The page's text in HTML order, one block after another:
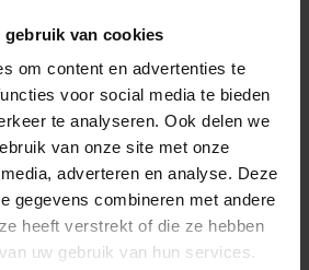
gebruik van cookies
om content en advertenties te
voor social media te bieden
te analyseren. Ook delen we
van onze site met onze
adverteren en analyse. Deze
gegevens combineren met andere
heeft verstrekt of die ze hebben
uw gebruik van hun services.
/ Wandtegel Exa Mat Vlak
51,91 €/m²
winkelmand toevoegen